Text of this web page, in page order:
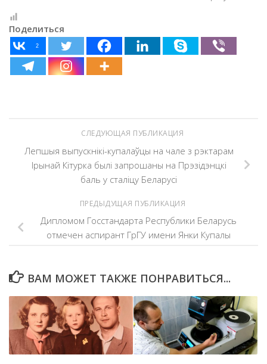
Поделиться
2
СЛЕДУЮЩАЯ ПУБЛИКАЦИЯ
Лепшыя выпускнікі-купалаўцы на чале з рэктарам
Ірынай Кітурка былі запрошаны на Прэзідэнцкі
баль у сталіцу Беларусі
ПРЕДЫДУЩАЯ ПУБЛИКАЦИЯ
Дипломом Госстандарта Республики Беларусь
отмечен аспирант ГрГУ имени Янки Купалы
ВАМ МОЖЕТ ТАКЖЕ ПОНРАВИТЬСЯ...